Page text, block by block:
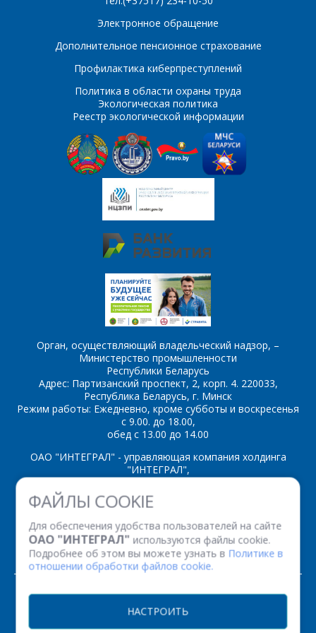
ФАЙЛЫ COOKIE
Для обеспечения удобства пользователей на сайте
ОАО "ИНТЕГРАЛ" используются файлы cookie.
Подробнее об этом вы можете узнать в Политике в
отношении обработки файлов cookie.
НАСТРОИТЬ
Электронное обращение
Дополнительное пенсионное страхование
Профилактика киберпреступлений
Политика в области охраны труда
Экологическая политика
Реестр экологической информации
Орган, осуществляющий владельческий надзор, –
Министерство промышленности
Республики Беларусь
Адрес: Партизанский проспект, 2, корп. 4. 220033,
Республика Беларусь, г. Минск
Режим работы: Ежедневно, кроме субботы и воскресенья
с 9.00. до 18.00,
обед с 13.00 до 14.00
ОАО "ИНТЕГРАЛ" - управляющая компания холдинга
"ИНТЕГРАЛ",
ул. Казинца И.П., д.121А, комната 327, г. Минск, 220108,
Республика Беларусь
Факс: (+375 17) 338 12 94 УНП 100386629
Рег. номер 100386629 от 01.08.2013 г.
© 2026. Все права защищены.
Интересующий товар/
Комментарий*
*- обязательные
поля
ОТПРАВИТЬ
Я согласен на
обработку
персональных данных
*
*- обязательные
поля
ОТПРАВИТЬ